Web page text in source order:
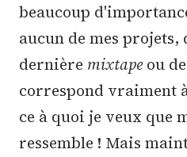
beaucoup
aucun de mes projets,
dernière mixtape ou
correspond vraiment
ce à quoi je veux que
ressemble ! Mais